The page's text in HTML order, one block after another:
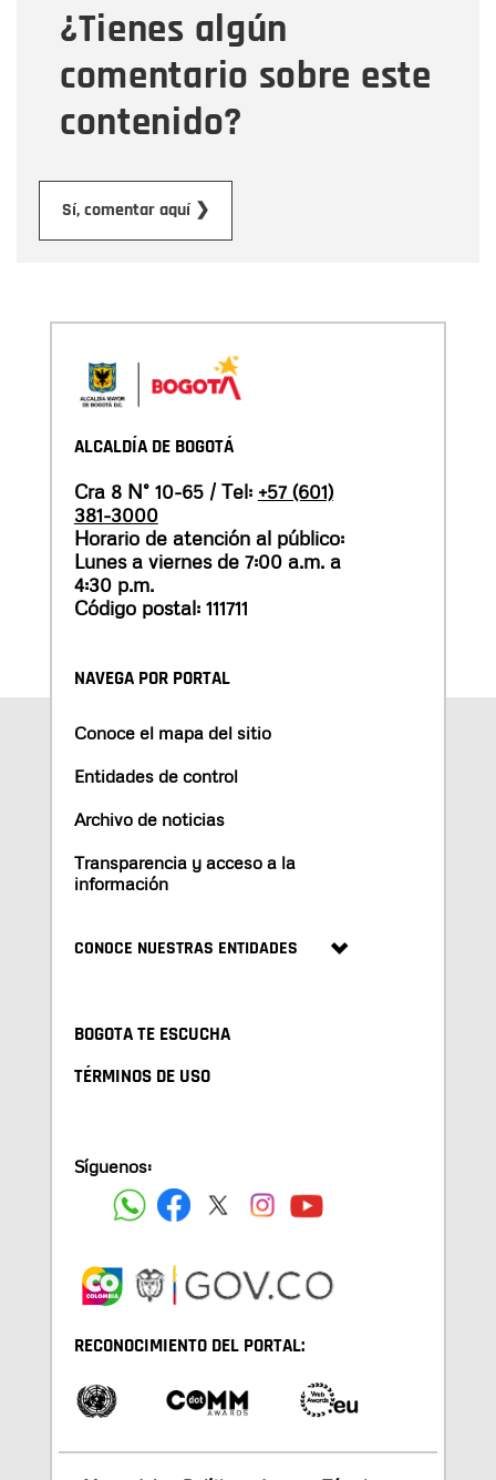
¿Tienes algún
comentario sobre este
contenido?
Sí, comentar aquí ❯
Mensaje
ALCALDÍA DE BOGOTÁ
Cra 8 N° 10-65 / Tel: +57 (601)
381-3000
Horario de atención al público:
Lunes a viernes de 7:00 a.m. a
4:30 p.m.
Código postal: 111711
NAVEGA POR PORTAL
Conoce el mapa del sitio
Entidades de control
Archivo de noticias
Transparencia y acceso a la
información
CONOCE NUESTRAS ENTIDADES
BOGOTA TE ESCUCHA
TÉRMINOS DE USO
Síguenos:
RECONOCIMIENTO DEL PORTAL: